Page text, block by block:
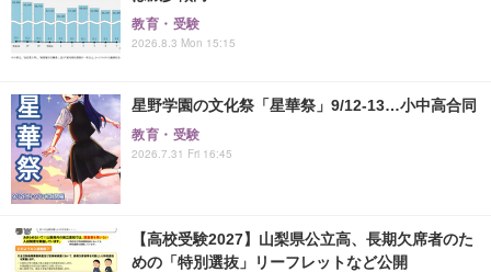
教育・受験
2026.8.3 Mon 15:15
星野学園の文化祭「星華祭」9/12-13…小中高合同
教育・受験
2026.7.31 Fri 16:45
【高校受験2027】山梨県公立高、長期欠席者のた
めの「特別選抜」リーフレットなど公開